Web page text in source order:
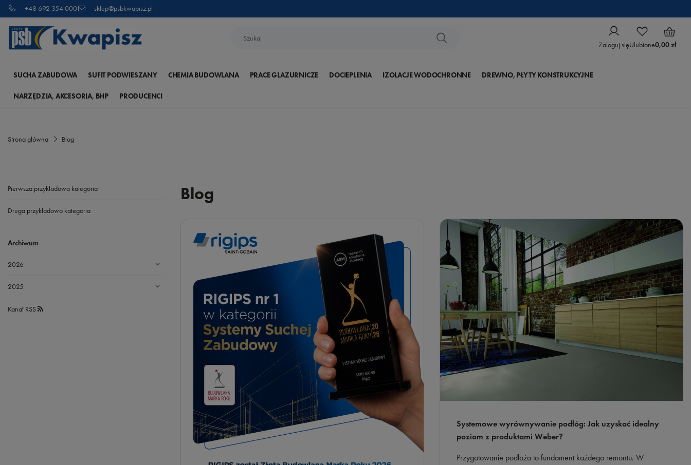
+48 692 354 000 sklep@psbkwapisz.pl
Zaloguj sięUlubione0,00 zł
SUCHA ZABUDOWA SUFIT PODWIESZANY CHEMIA BUDOWLANA PRACE GLAZURNICZE DOCIEPLENIA IZOLACJE WODOCHRONNE DREWNO, PŁYTY KONSTRUKCYJNE
NARZĘDZIA, AKCESORIA, BHP PRODUCENCI
Strona główna Blog
Pierwsza przykładowa kategoria
Druga przykładowa kategoria
Archiwum
2026
2025
Kanał RSS
Blog
Systemowe wyrównywanie podłóg: Jak uzyskać idealny
poziom z produktami Weber?
Przygotowanie podłoża to fundament każdego remontu. W